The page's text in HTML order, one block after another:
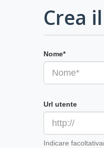
Crea
Nome*
Url utente
Indicare